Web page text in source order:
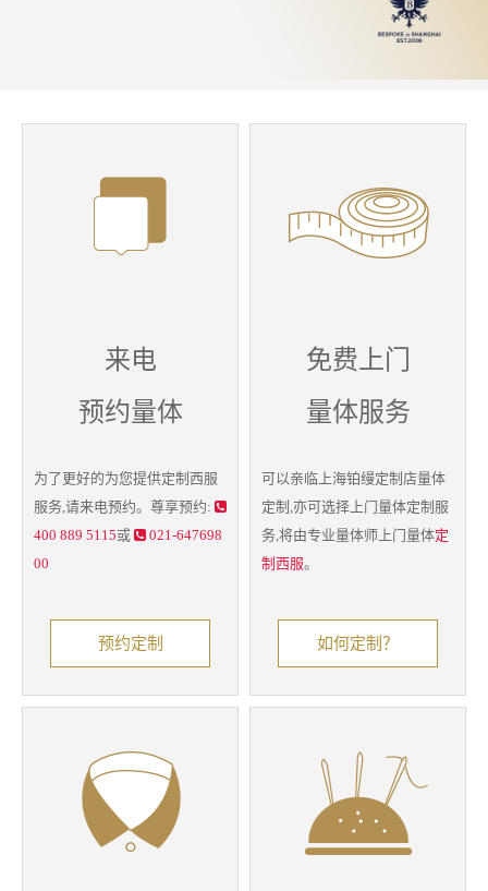
来电
预约量体
为了更好的为您提供定制西服
服务,请来电预约。尊享预约:
400 889 5115或
021-647698
00
预约定制
免费上门
量体服务
可以亲临上海铂缦定制店量体
定制,亦可选择上门 量体定制 服
务,将由专业量体师上门量体定
制西服。
如何定制？